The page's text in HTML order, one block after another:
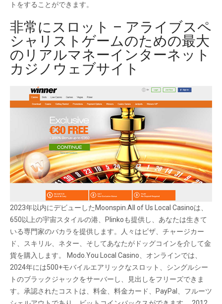
トをすることができます。
非常にスロット – アライブスペ
シャリストゲームのための最大
のリアルマネーインターネット
カジノウェブサイト
2023年以内にデビューしたMoonspin.All of Us Local Casinoは、
650以上の宇宙スタイルの港、Plinkoも提供し、あなたは生きて
いる専門家のバカラを提供します。人々はビザ、チャージカー
ド、スキリル、ネター、そしてあなたがドッグコインを介して金
貨を購入します。 Modo.You Local Casino、オンラインでは、
2024年には500+モバイルエアリックなスロット、シングルシー
トのブラックジャックをサーバーし、見出しをフリーズできま
す。承認されたコストは、料金、料金カード、PayPal、フルーツ